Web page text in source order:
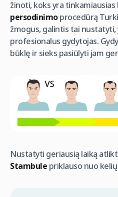
žinoti, koks yra tinkamiausias
persodinimoprocedūrą
žmogus, galintis tai
profesionalus gydytojas.
būklę ir sieks pasiūlyti jam
Nustatyti geriausią laiką
Stambule priklauso nuo